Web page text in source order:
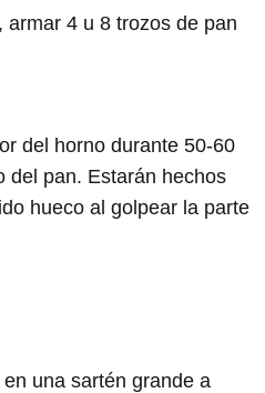
4 u 8 trozos de pan
del horno durante 50-60
del pan. Estarán hechos
hueco al golpear la parte
una sartén grande a